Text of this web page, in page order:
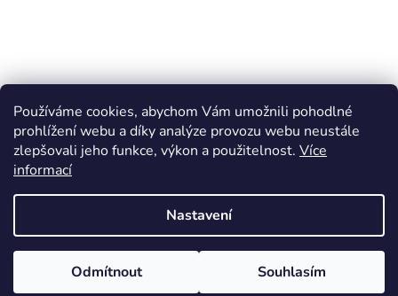
Používáme cookies, abychom Vám umožnili pohodlné
prohlížení webu a díky analýze provozu webu neustále
zlepšovali jeho funkce, výkon a použitelnost. Více
informací
Nastavení
Odmítnout Souhlasím